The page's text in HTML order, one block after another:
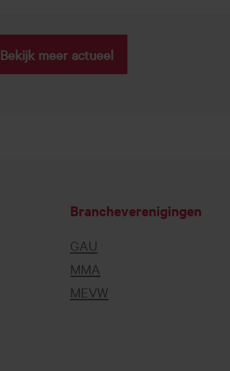
Bekijk meer actueel
Brancheverenigingen
GAU
MMA
MEVW